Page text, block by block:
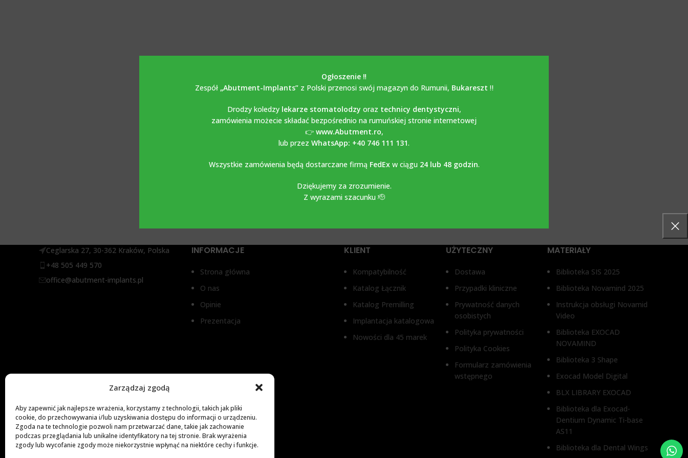
Ogłoszenie ‼️
Zespół „Abutment-Implants”z Polski przenosi swój magazyn do Rumunii, Bukareszt ‼️
Drodzy koledzy lekarze stomatolodzy oraz technicy dentystyczni,
zamówienia możecie składać bezpośrednio na rumuńskiej stronie internetowej
👉 www.Abutment.ro,
lub przez WhatsApp: +40 746 111 131.
Wszystkie zamówienia będą dostarczane firmą FedExw ciągu 24 lub 48 godzin.
Dziękujemy za zrozumienie.
Z wyrazami szacunku 🫡
Zarządzaj zgodą
Aby zapewnić jak najlepsze wrażenia, korzystamy z technologii, takich jak pliki
cookie, do przechowywania i/lub uzyskiwania dostępu do informacji o urządzeniu.
Zgoda na te technologie pozwoli nam przetwarzać dane, takie jak zachowanie
podczas przeglądania lub unikalne identyfikatory na tej stronie. Brak wyrażenia
zgody lub wycofanie zgody może niekorzystnie wpłynąć na niektóre cechy i funkcje.
Ceglarska 27, 30-362 Kraków, Polska
+48 505 449 570
office@abutment-implants.pl
INFORMACJE
Strona główna
O nas
Opinie
Prezentacja
KLIENT
Kompatybilność
Katalog Łącznik
Katalog Premilling
Implantacja katalogowa
Nowości dla 45 marek
UŻYTECZNY
Dostawa
Przypadki kliniczne
Prywatność danych
osobistych
Polityka prywatności
Polityka Cookies
Formularz zamówienia
wstępnego
MATERIAŁY
Biblioteka SIS 2025
Biblioteka Novamind 2025
Instrukcja obsługi Novamid
Video
Biblioteka EXOCAD
NOVAMIND
Biblioteka 3 Shape
Exocad Model Digital
BLX LIBRARY EXOCAD
Biblioteka dla Exocad-
Dentium Dynamic Ti-base
AS11
Biblioteka dla Dental Wings